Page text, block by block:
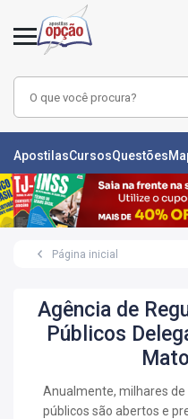
ApostilasCursosQuestões
Página inicial
Agência de
Públicos
Anualmente, milhares
públicos são abertos e